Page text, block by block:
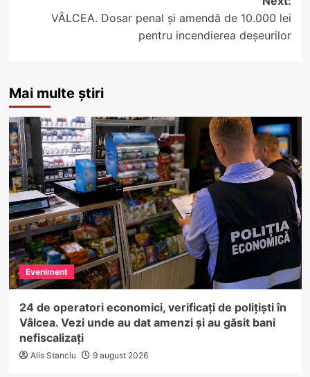
VÂLCEA. Dosar penal și amendă de 10.000 lei
pentru incendierea deșeurilor
Mai multe știri
Eveniment
24 de operatori economici, verificați de polițiști în
Vâlcea. Vezi unde au dat amenzi și au găsit bani
nefiscalizați
Alis Stanciu 9 august 2026